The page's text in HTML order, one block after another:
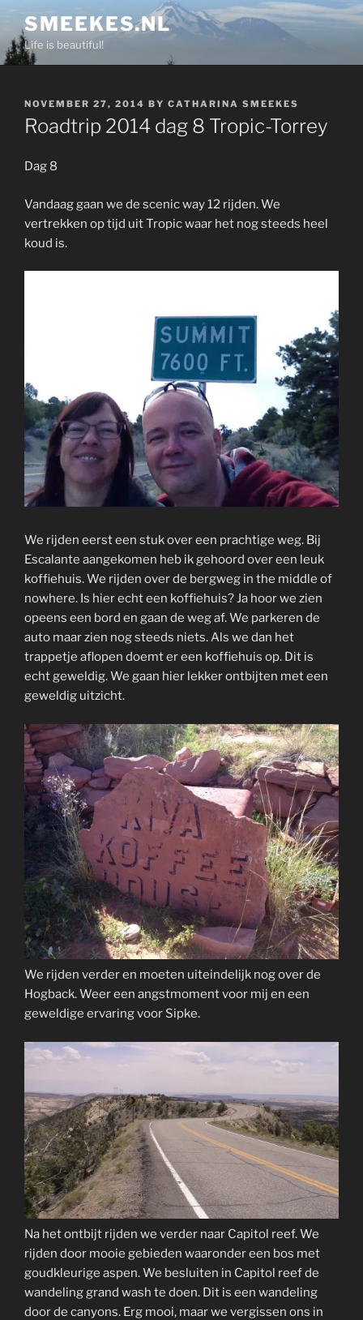
content
SMEEKES.NL
Life is beautiful!
POSTED
ON
NOVEMBER 27, 2014 BY CATHARINA SMEEKES
Roadtrip 2014 dag 8 Tropic-Torrey
Dag 8
Vandaag gaan we de scenic way 12 rijden. We
vertrekken op tijd uit Tropic waar het nog steeds heel
koud is.
We rijden eerst een stuk over een prachtige weg. Bij
Escalante aangekomen heb ik gehoord over een leuk
koffiehuis. We rijden over de bergweg in the middle of
nowhere. Is hier echt een koffiehuis? Ja hoor we zien
opeens een bord en gaan de weg af. We parkeren de
auto maar zien nog steeds niets. Als we dan het
trappetje aflopen doemt er een koffiehuis op. Dit is
echt geweldig. We gaan hier lekker ontbijten met een
geweldig uitzicht.
We rijden verder en moeten uiteindelijk nog over de
Hogback. Weer een angstmoment voor mij en een
geweldige ervaring voor Sipke.
Na het ontbijt rijden we verder naar Capitol reef. We
rijden door mooie gebieden waaronder een bos met
goudkleurige aspen. We besluiten in Capitol reef de
wandeling grand wash te doen. Dit is een wandeling
door de canyons. Erg mooi, maar we vergissen ons in